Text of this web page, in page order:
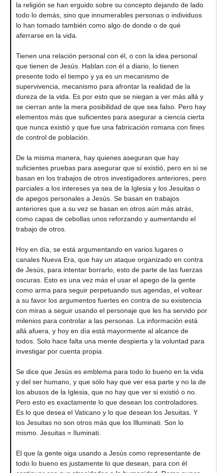
la religión se han erguido sobre su concepto dejando de lado
todo lo demás, sino que innumerables personas o individuos
lo han tomado también como algo de donde o de qué
aferrarse en la vida.
Tienen una relación personal con él, o con la idea personal
que tienen de Jesús. Hablan con él a diario, lo tienen
presente todo el tiempo y ya es un mecanismo de
supervivencia, mecanismo para afrontar la realidad de la
dureza de la vida. Es por esto que se niegan a ver más allá y
se cierran ante la mera posibilidad de que sea falso. Pero hay
elementos más que suficientes para asegurar a ciencia cierta
que nunca existió y que fue una fabricación romana con fines
de control de población.
De la misma manera, hay quienes aseguran que hay
suficientes pruebas para asegurar que sí existió, pero en sí se
basan en los trabajos de otros investigadores anteriores, pero
parciales a los intereses ya sea de la Iglesia y los Jesuitas o
de apegos personales a Jesús. Se basan en trabajos
anteriores que a su vez se basan en otros aún más atrás,
como capas de cebollas unos reforzando y aumentando el
trabajo de otros.
Hoy en día, se está argumentando en varios lugares o
canales Nueva Era, que hay un ataque organizado en contra
de Jesús, para intentar borrarlo, esto de parte de las fuerzas
oscuras. Esto es una vez más el usar el apego de la gente
como arma para seguir perpetuando sus agendas, el voltear
a su favor los argumentos fuertes en contra de su existencia
con miras a seguir usando el personaje que les ha servido por
milenios para controlar a las personas. La información está
allá afuera, y hoy en día está mayormente al alcance de
todos. Solo hace falta una mente despierta y la voluntad para
investigar por cuenta propia.
Se dice que Jesús es emblema para todo lo bueno en la vida
y del ser humano, y que sólo hay que ver esa parte y no la de
los abusos de la Iglesia, que no hay que ver si existió o no.
Pero esto es exactamente lo que desean los controladores.
Es lo que desea el Vaticano y lo que desean los Jesuitas. Y
los Jesuitas no son otros más que los Illuminati. Son lo
mismo. Jesuitas = Iluminati.
El que la gente siga usando a Jesús como representante de
todo lo bueno es justamente lo que desean, para con él